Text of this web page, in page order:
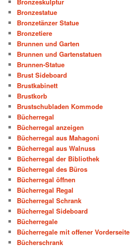
Bronzestatue
Bronzetänzer Statue
Bronzetiere
Brunnen und Garten
Brunnen und Gartenstatuen
Brunnen-Statue
Brust Sideboard
Brustkabinett
Brustkorb
Brustschubladen Kommode
Bücherregal
Bücherregal anzeigen
Bücherregal aus Mahagoni
Bücherregal aus Walnuss
Bücherregal der Bibliothek
Bücherregal des Büros
Bücherregal öffnen
Bücherregal Regal
Bücherregal Schrank
Bücherregal Sideboard
Bücherregale
Bücherregale mit offener Vorderseite
Bücherschrank